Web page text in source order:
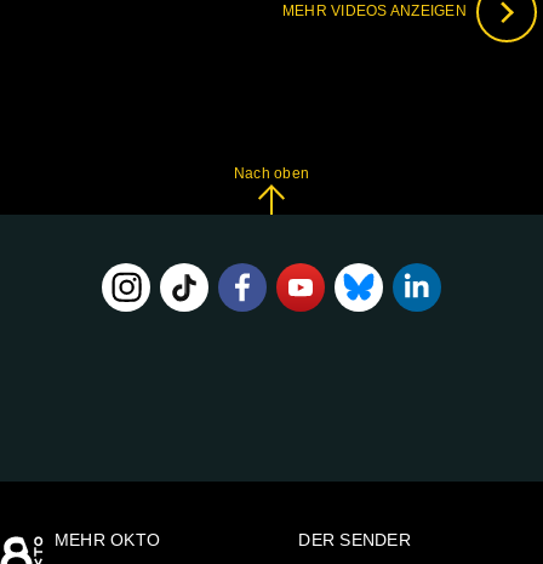
MEHR VIDEOS ANZEIGEN
Nach oben
MEHR OKTO DER SENDER